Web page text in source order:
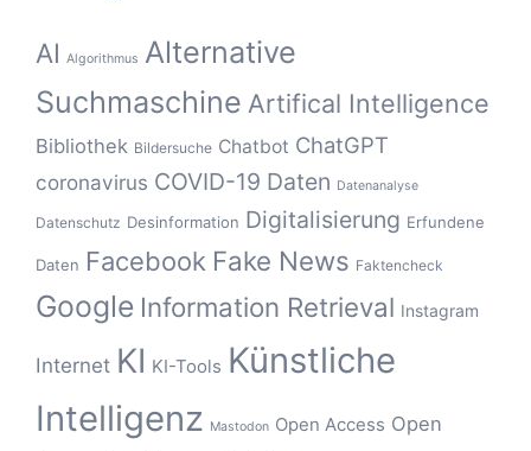
AI Algorithmus Alternative
Suchmaschine Artifical Intelligence
Bibliothek Bildersuche Chatbot ChatGPT
coronavirus COVID-19 Daten Datenanalyse
Datenschutz Desinformation Digitalisierung Erfundene
Daten Facebook Fake News Faktencheck
Google Information Retrieval Instagram
Internet KI KI-Tools Künstliche
Intelligenz Mastodon Open Access Open